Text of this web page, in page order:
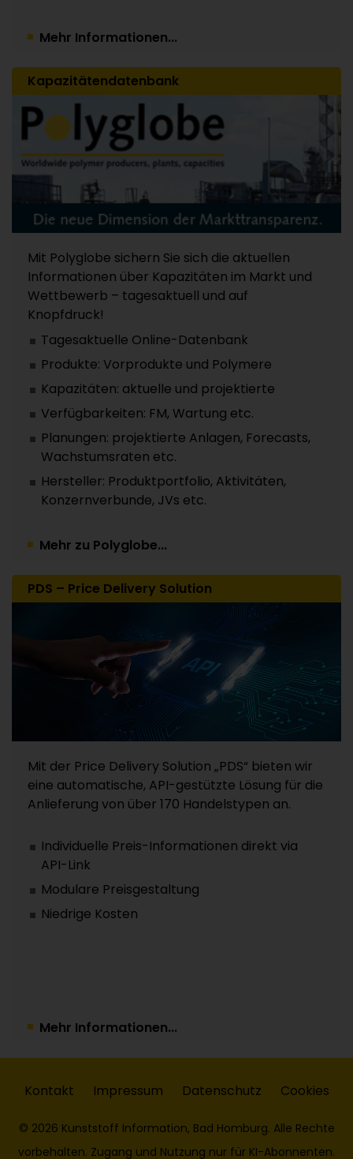
Mehr Informationen...
Kapazitätendatenbank
Mit Polyglobe sichern Sie sich die aktuellen
Informationen über Kapazitäten im Markt und
Wettbewerb – tagesaktuell und auf
Knopfdruck!
Tagesaktuelle Online-Datenbank
Produkte: Vorprodukte und Polymere
Kapazitäten: aktuelle und projektierte
Verfügbarkeiten: FM, Wartung etc.
Planungen: projektierte Anlagen, Forecasts,
Wachstumsraten etc.
Hersteller: Produktportfolio, Aktivitäten,
Konzernverbunde, JVs etc.
Mehr zu Polyglobe...
PDS – Price Delivery Solution
Mit der Price Delivery Solution „PDS“ bieten wir
eine automatische, API-gestützte Lösung für die
Anlieferung von über 170 Handelstypen an.
Individuelle Preis-Informationen direkt via
API-Link
Modulare Preisgestaltung
Niedrige Kosten
Mehr Informationen...
Kontakt Impressum Datenschutz Cookies
© 2026 Kunststoff Information, Bad Homburg. Alle Rechte
vorbehalten. Zugang und Nutzung nur für KI-Abonnenten.